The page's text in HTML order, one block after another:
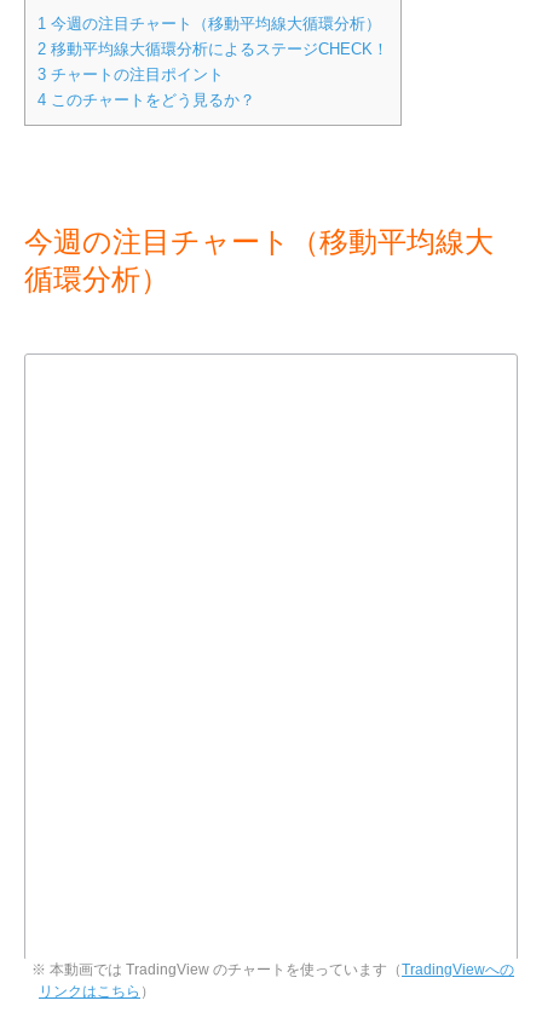
1 今週の注目チャート（移動平均線大循環分析）
2 移動平均線大循環分析によるステージCHECK！
3 チャートの注目ポイント
4 このチャートをどう見るか？
今週の注目チャート（移動平均線大
循環分析）
※ 本動画では TradingView のチャートを使っています（TradingViewへの
リンクはこちら ）